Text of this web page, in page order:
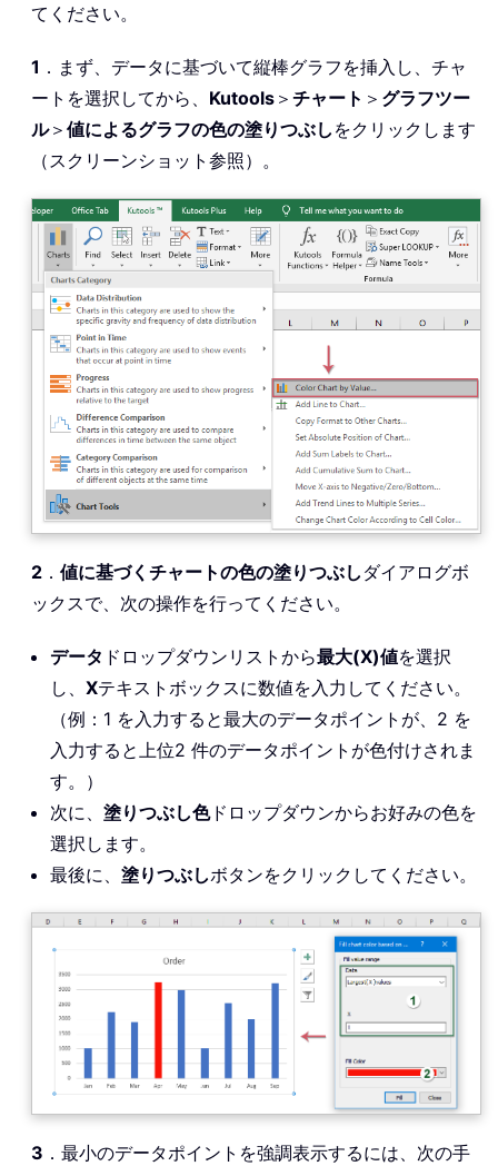
てください。
1 ．まず、データに基づいて縦棒グラフを挿入し、チャ
ートを選択してから、 Kutools ＞ チャート ＞ グラフツー
ル＞ 値によるグラフの色の塗りつぶし をクリックします
（スクリーンショット参照）。
2 ． 値に基づくチャートの色の塗りつぶし ダイアログボ
ックスで、次の操作を行ってください。
データ ドロップダウンリストから最大(X)値を選択
し、 Xテキストボックスに数値を入力してください。
（例：1 を入力すると最大のデータポイントが、2 を
入力すると上位2 件のデータポイントが色付けされま
す。）
次に、 塗りつぶし色ドロップダウンからお好みの色を
選択します。
最後に、 塗りつぶしボタンをクリックしてください。
3 ．最小のデータポイントを強調表示するには、次の手